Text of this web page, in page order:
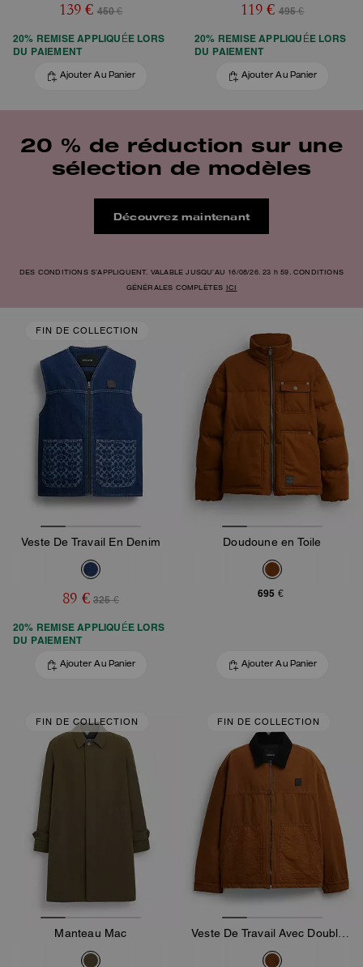
139 € 450 €
20% REMISE APPLIQUÉE LORS
DU PAIEMENT
Ajouter Au Panier
119 € 495 €
20% REMISE APPLIQUÉE LORS
DU PAIEMENT
Ajouter Au Panier
20 % de réduction sur une
sélection de modèles
Découvrez maintenant
DES CONDITIONS S’APPLIQUENT. VALABLE JUSQU’AU 16/08/26. 23 h 59. CONDITIONS
GÉNÉRALES COMPLÈTES ICI
FIN DE COLLECTION
Veste De Travail En Denim
89 € 325 €
20% REMISE APPLIQUÉE LORS
DU PAIEMENT
Ajouter Au Panier
Doudoune en Toile
695 €
Ajouter Au Panier
FIN DE COLLECTION
Manteau Mac
FIN DE COLLECTION